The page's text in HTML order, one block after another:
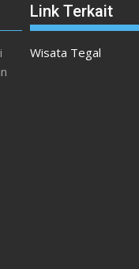
Link Terkait
Wisata Tegal